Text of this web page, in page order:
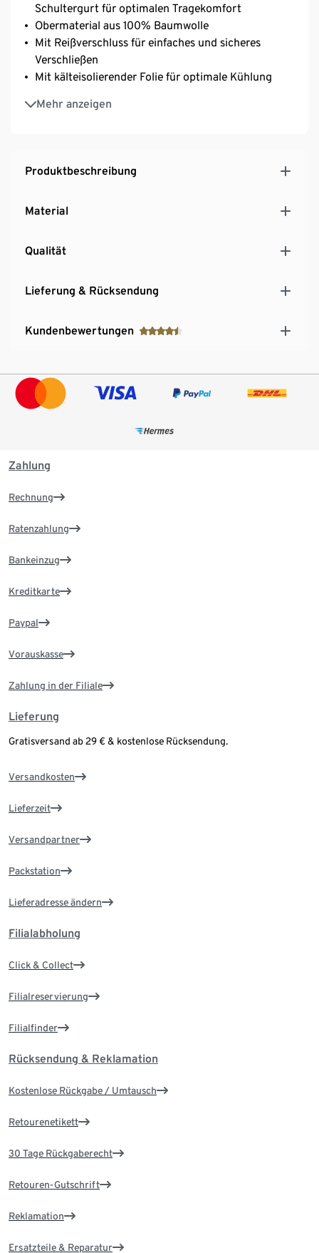
Schultergurt für optimalen Tragekomfort
Obermaterial aus 100% Baumwolle
Mit Reißverschluss für einfaches und sicheres
Verschließen
Mit kälteisolierender Folie für optimale Kühlung
Mehr anzeigen
Verstärkter Boden für sicheren Stand
Hält Lebensmittel ohne Kühlakku ca. 4 Std. kühl
Produktbeschreibung
Material
Qualität
Lieferung & Rücksendung
Kundenbewertungen
Zahlung
Rechnung
Ratenzahlung
Bankeinzug
Kreditkarte
Paypal
Vorauskasse
Zahlung in der Filiale
Lieferung
Gratisversand ab 29 € & kostenlose Rücksendung.
Versandkosten
Lieferzeit
Versandpartner
Packstation
Lieferadresse ändern
Filialabholung
Click & Collect
Filialreservierung
Filialfinder
Rücksendung & Reklamation
Kostenlose Rückgabe / Umtausch
Retourenetikett
30 Tage Rückgaberecht
Retouren-Gutschrift
Reklamation
Ersatzteile & Reparatur